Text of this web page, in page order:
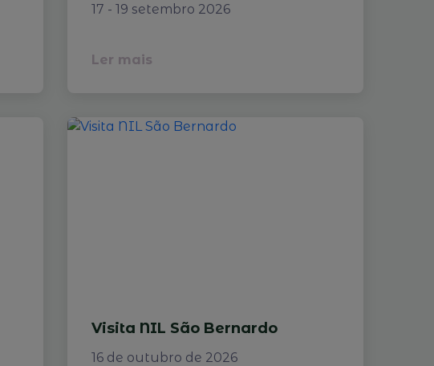
17 - 19 setembro 2026
Ler mais
Visita NIL São Bernardo
16 de outubro de 2026